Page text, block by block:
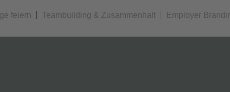
feiern Teambuilding & Zusammenhalt Employer